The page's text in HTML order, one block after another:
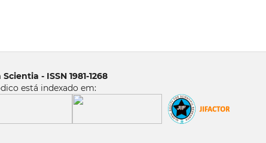
- ISSN 1981-1268
está indexado em: